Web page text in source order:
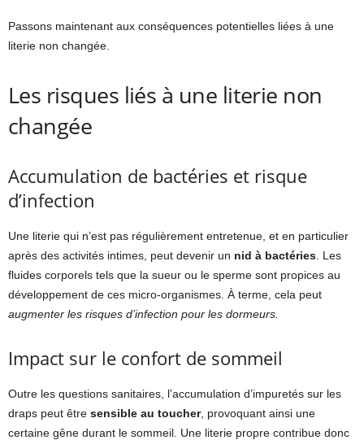
Passons maintenant aux conséquences potentielles liées à une
literie non changée.
Les risques liés à une literie non
changée
Accumulation de bactéries et risque
d’infection
Une literie qui n’est pas régulièrement entretenue, et en particulier
après des activités intimes, peut devenir un nid à bactéries . Les
fluides corporels tels que la sueur ou le sperme sont propices au
développement de ces micro-organismes. À terme, cela peut
augmenter les risques d’infection pour les dormeurs.
Impact sur le confort de sommeil
Outre les questions sanitaires, l’accumulation d’impuretés sur les
draps peut être sensible au toucher, provoquant ainsi une
certaine gêne durant le sommeil. Une literie propre contribue donc